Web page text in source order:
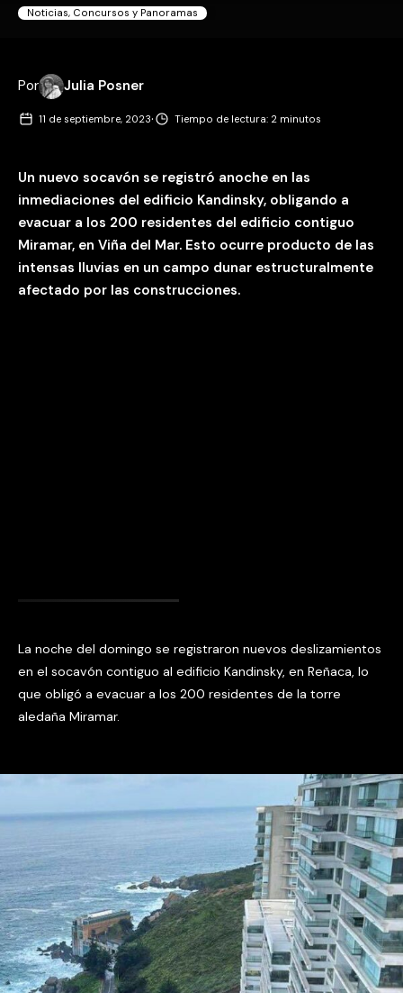
Noticias, Concursos y Panoramas
Por Julia Posner
11 de septiembre, 2023· Tiempo de lectura: 2 minutos
Un nuevo socavón se registró anoche en las
inmediaciones del edificio Kandinsky, obligando a
evacuar a los 200 residentes del edificio contiguo
Miramar, en Viña del Mar. Esto ocurre producto de las
intensas lluvias en un campo dunar estructuralmente
afectado por las construcciones.
La noche del domingo se registraron nuevos deslizamientos
en el socavón contiguo al edificio Kandinsky, en Reñaca, lo
que obligó a evacuar a los 200 residentes de la torre
aledaña Miramar.